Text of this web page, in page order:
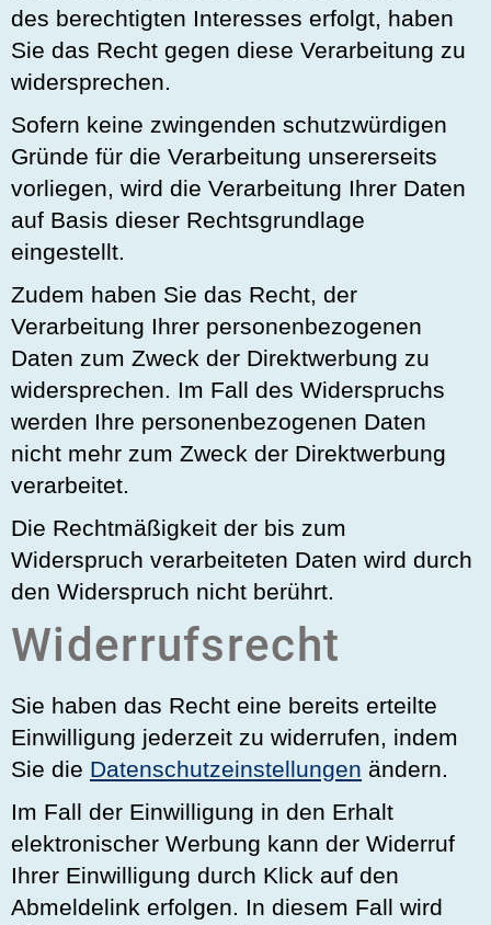
des berechtigten Interesses erfolgt, haben
Sie das Recht gegen diese Verarbeitung zu
widersprechen.
Sofern keine zwingenden schutzwürdigen
Gründe für die Verarbeitung unsererseits
vorliegen, wird die Verarbeitung Ihrer Daten
auf Basis dieser Rechtsgrundlage
eingestellt.
Zudem haben Sie das Recht, der
Verarbeitung Ihrer personenbezogenen
Daten zum Zweck der Direktwerbung zu
widersprechen. Im Fall des Widerspruchs
werden Ihre personenbezogenen Daten
nicht mehr zum Zweck der Direktwerbung
verarbeitet.
Die Rechtmäßigkeit der bis zum
Widerspruch verarbeiteten Daten wird durch
den Widerspruch nicht berührt.
Widerrufsrecht
Sie haben das Recht eine bereits erteilte
Einwilligung jederzeit zu widerrufen, indem
Sie die Datenschutzeinstellungen ändern.
Im Fall der Einwilligung in den Erhalt
elektronischer Werbung kann der Widerruf
Ihrer Einwilligung durch Klick auf den
Abmeldelink erfolgen. In diesem Fall wird